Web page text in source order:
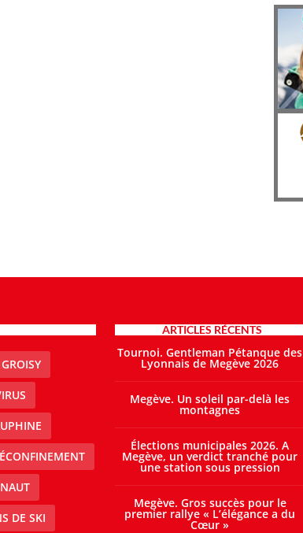
DE SKI
ARTICLES RÉCENTS
Tournoi. Gentleman Pétanque des
Lyonnais de Megève 2026
Megève. Un soleil par-delà les
montagnes
Élections municipales 2026. A
Megève, un verdict tranché pour
une station sous pression
Megève. Gros succès pour le
premier rallye « L’élégance a du
Cœur »